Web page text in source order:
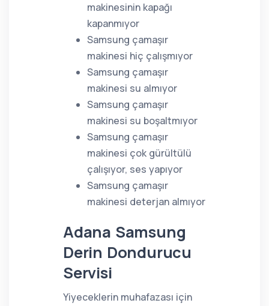
makinesinin kapağı
kapanmıyor
Samsung çamaşır
makinesi hiç çalışmıyor
Samsung çamaşır
makinesi su almıyor
Samsung çamaşır
makinesi su boşaltmıyor
Samsung çamaşır
makinesi çok gürültülü
çalışıyor, ses yapıyor
Samsung çamaşır
makinesi deterjan almıyor
Adana Samsung
Derin Dondurucu
Servisi
Yiyeceklerin muhafazası için